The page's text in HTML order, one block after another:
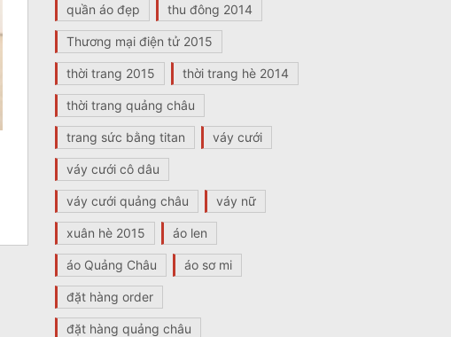
quần áo đẹp thu đông 2014
Thương mại điện tử 2015
thời trang 2015 thời trang hè 2014
thời trang quảng châu
trang sức bằng titan váy cưới
váy cưới cô dâu
váy cưới quảng châu váy nữ
xuân hè 2015 áo len
áo Quảng Châu áo sơ mi
đặt hàng order
đặt hàng quảng châu